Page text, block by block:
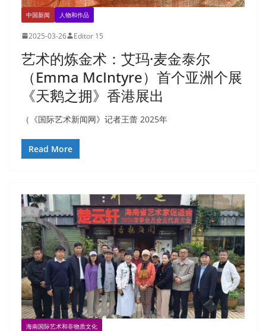
中国新闻 人物和作品
2025-03-26 Editor 15
艺术的炼金术：艾玛·麦金泰尔
（Emma McIntyre）首个亚洲个展
《天鹅之拥》香港展出
（《国际艺术新闻网》记者王蕾 2025年
Read More
海南国际艺术和非物质文化